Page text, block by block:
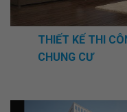
THIẾT KẾ THI
CHUNG CƯ